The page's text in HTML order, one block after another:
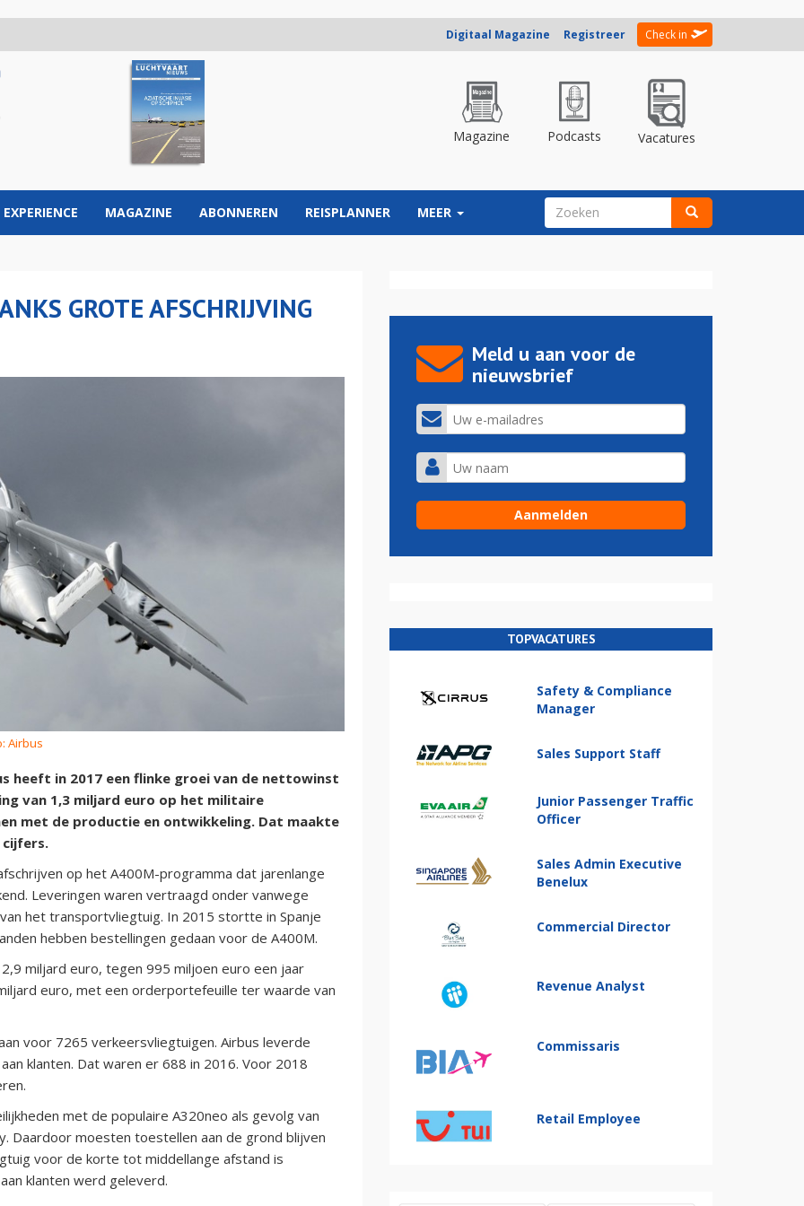
Digitaal Magazine Registreer Check in
Magazine Podcasts Vacatures
MAGAZINE ABONNEREN REISPLANNER MEER ZOEKVELD
GROTE AFSCHRIJVING
Airbus
heeft in 2017 een flinke groei van de nettowinst
van 1,3 miljard euro op het militaire
met de productie en ontwikkeling. Dat maakte
op het A400M-programma dat jarenlange
Leveringen waren vertraagd onder vanwege
het transportvliegtuig. In 2015 stortte in Spanje
hebben bestellingen gedaan voor de A400M.
miljard euro, tegen 995 miljoen euro een jaar
euro, met een orderportefeuille ter waarde van
voor 7265 verkeersvliegtuigen. Airbus leverde
klanten. Dat waren er 688 in 2016. Voor 2018
met de populaire A320neo als gevolg van
Daardoor moesten toestellen aan de grond blijven
voor de korte tot middellange afstand is
klanten werd geleverd.
Meld u aan voor de
nieuwsbrief
TOPVACATURES
Safety & Compliance
Manager
Sales Support Staff
Junior Passenger Traffic
Officer
Sales Admin Executive
Benelux
Commercial Director
Revenue Analyst
Commissaris
Retail Employee